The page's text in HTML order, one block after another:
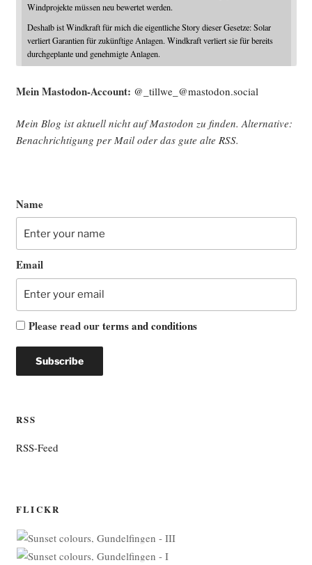
Windprojekte müssen neu bewertet werden.
Deshalb ist Windkraft für mich die eigentliche Story dieser Gesetze: Solar
verliert Garantien für zukünftige Anlagen. Windkraft verliert sie für bereits
durchgeplante und genehmigte Anlagen.
Mein Mast­o­don-Account: @_tillwe_@mastodon.social
Mein Blog ist aktu­ell nicht auf Mast­o­don zu fin­den. Alter­na­ti­ve:
Benach­rich­ti­gung per Mail oder das gute alte RSS.
Name
Email
Please read ourterms and conditions
RSS
RSS-Feed
FLICKR